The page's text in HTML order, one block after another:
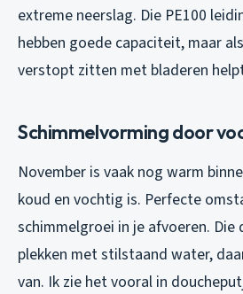
extreme neerslag. Die PE100
hebben goede capaciteit, maar
verstopt zitten met bladeren
Schimmelvorming door
November is vaak nog warm
koud en vochtig is. Perfecte
schimmelgroei in je afvoeren.
plekken met stilstaand water,
van. Ik zie het vooral in